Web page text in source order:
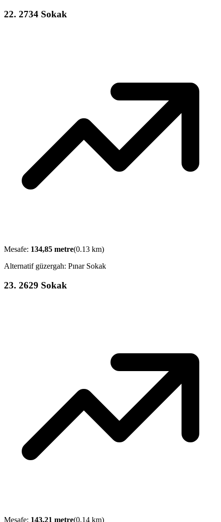
22. 2734 Sokak
Mesafe: 134,85 metre(0.13 km)
Alternatif güzergah: Pınar Sokak
23. 2629 Sokak
Mesafe: 143,21 metre(0.14 km)